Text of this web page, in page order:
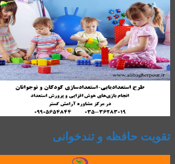
تقویت حافظه و تندخوانی